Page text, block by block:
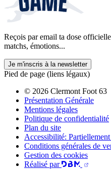
Reçois par email ta dose
matchs, émotions...
Je m'inscris à la newsletter
Pied de page (liens légaux)
© 2026 Clermont Foot 63
Présentation Générale
Mentions légales
Politique de confidentialité
Plan du site
Accessibilité:
Conditions générales de
Gestion des cookies
Réalisé par